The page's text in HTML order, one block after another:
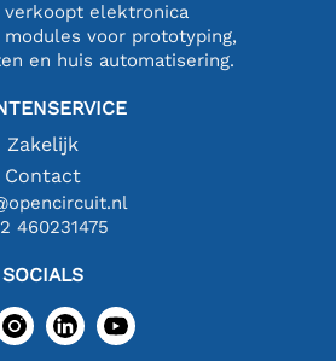
verkoopt elektronica
voor prototyping,
en huis automatisering.
Zakelijk
Contact
460231475
SOCIALS